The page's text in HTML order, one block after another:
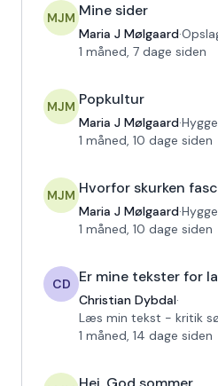
MJM Mine sider
Maria J Mølgaard·
1 måned, 7 dage siden
MJM Popkultur
Maria J Mølgaard·
1 måned, 10 dage siden
MJM Hvorfor skurken
Maria J Mølgaard·
1 måned, 10 dage siden
CD Er mine tekster for
Christian Dybdal·
Læs min tekst - kritik
1 måned, 14 dage siden